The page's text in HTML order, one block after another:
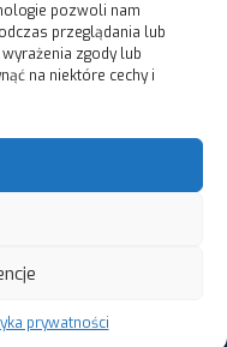
pozwoli nam
przeglądania lub
zgody lub
na niektóre cechy i
prywatności
Realizacjaiarea.pl